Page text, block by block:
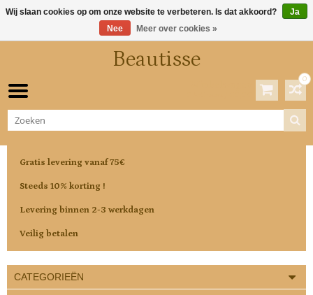
Beautisse
0
Gratis levering vanaf 75€
Steeds 10% korting !
Levering binnen 2-3 werkdagen
Veilig betalen
CATEGORIEËN
Wij slaan cookies op om onze website te verbeteren. Is dat akkoord?
Ja
Nee
Meer over cookies »